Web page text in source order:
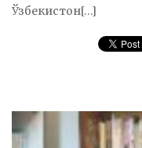
Ўзбекистон[…]